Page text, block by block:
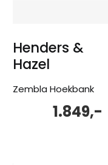
Henders &
Hazel
Zembla Hoekbank
1.849,-